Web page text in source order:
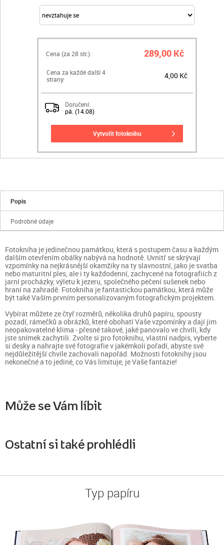
Cena (za 28 str.): 289,00 Kč
Cena za každé další 4
strany:
4,00 Kč
Doručení:
pá. (14.08)
vytvořit fotoknihu
Popis
Podrobné údaje
Fotokniha je jedinečnou památkou, která s postupem času a každým
dalším otevřením obálky nabývá na hodnotě. Uvnitř se skrývají
vzpomínky na nejkrásnější okamžiky na ty slavnostní, jako je svatba
nebo maturitní ples, ale i ty každodenní, zachycené na fotografiích z
jarní procházky, výletu k jezeru, společného pečení sušenek nebo
hraní na zahradě. Fotokniha je fantastickou památkou, která může
být také Vaším prvním personalizovaným fotografickým projektem.
Vybírat můžete ze čtyř rozměrů, několika druhů papíru, spousty
pozadí, rámečků a obrázků, které obohatí Vaše vzpomínky a dají jim
neopakovatelné klima - přesné takové, jaké panovalo ve chvíli, kdy
jste snímek zachytili. Zvolte si pro fotoknihu, vlastní nadpis, vyberte
si desky a nahrajte své fotografie v jakémkoli pořadí, abyste své
nejdůležitější chvíle zachovali napořád. Možnosti fotoknihy jsou
nekonečné a to jediné, co Vás limituje, je Vaše fantazie!
Může se Vám líbit
Ostatní si také prohlédli
Typ papíru